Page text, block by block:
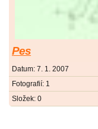
Pes
Datum: 7. 1. 2007
Fotografií: 1
Složek: 0